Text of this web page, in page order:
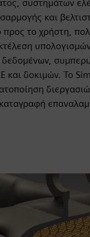
συστημάτων
και
προς το χρήστη,
δεδομένων,
και δοκιμών. Το